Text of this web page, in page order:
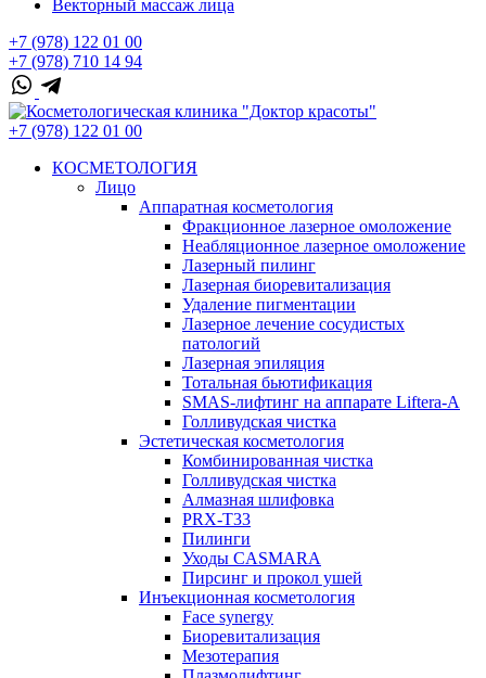
Векторный массаж лица
+7 (978) 122 01 00
+7 (978) 710 14 94
+7 (978) 122 01 00
КОСМЕТОЛОГИЯ
Лицо
Аппаратная косметология
Фракционное лазерное омоложение
Неабляционное лазерное омоложение
Лазерный пилинг
Лазерная биоревитализация
Удаление пигментации
Лазерное лечение сосудистых
патологий
Лазерная эпиляция
Тотальная бьютификация
SMAS-лифтинг на аппарате Liftera-A
Голливудская чистка
Эстетическая косметология
Комбинированная чистка
Голливудская чистка
Алмазная шлифовка
PRX-T33
Пилинги
Уходы CASMARA
Пирсинг и прокол ушей
Инъекционная косметология
Face synergy
Биоревитализация
Мезотерапия